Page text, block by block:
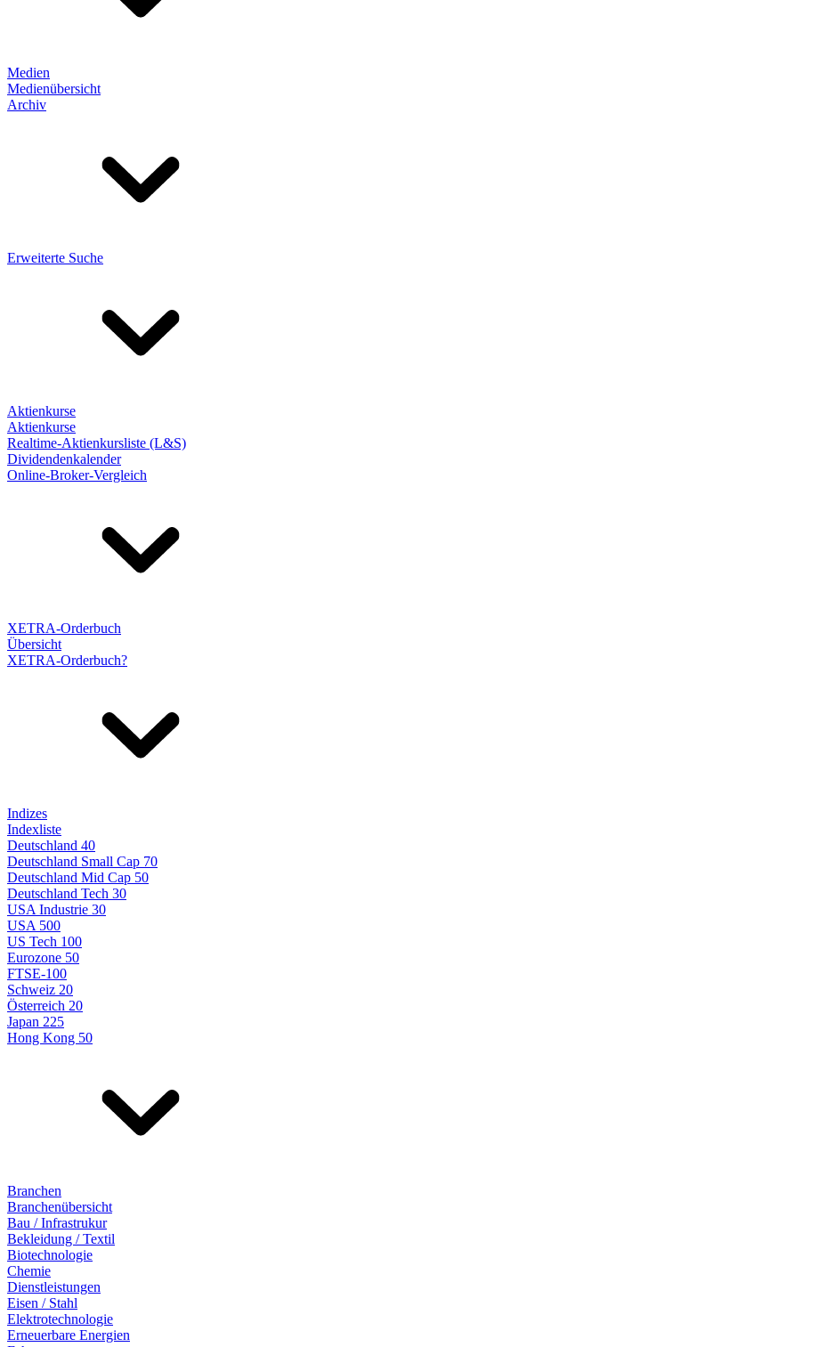
Medien
Medienübersicht
Archiv
Erweiterte Suche
Aktienkurse
Aktienkurse
Realtime-Aktienkursliste (L&S)
Dividendenkalender
Online-Broker-Vergleich
XETRA-Orderbuch
Übersicht
XETRA-Orderbuch?
Indizes
Indexliste
Deutschland 40
Deutschland Small Cap 70
Deutschland Mid Cap 50
Deutschland Tech 30
USA Industrie 30
USA 500
US Tech 100
Eurozone 50
FTSE-100
Schweiz 20
Österreich 20
Japan 225
Hong Kong 50
Branchen
Branchenübersicht
Bau / Infrastrukur
Bekleidung / Textil
Biotechnologie
Chemie
Dienstleistungen
Eisen / Stahl
Elektrotechnologie
Erneuerbare Energien